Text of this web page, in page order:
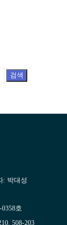
검색
: 박대성
호
508-203